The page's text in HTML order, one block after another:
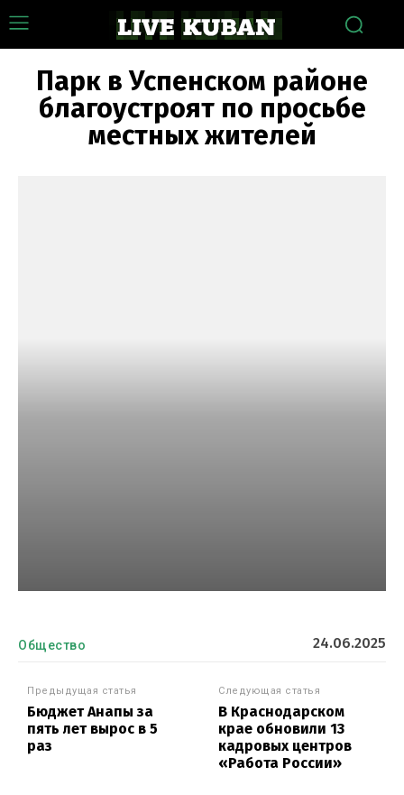
Парк в Успенском районе
благоустроят по просьбе
местных жителей
Общество 24.06.2025
Предыдущая статья
Бюджет Анапы за
пять лет вырос в 5
раз
Следующая статья
В Краснодарском
крае обновили 13
кадровых центров
«Работа России»